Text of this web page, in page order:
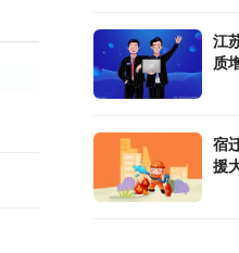
江
质
宿
援